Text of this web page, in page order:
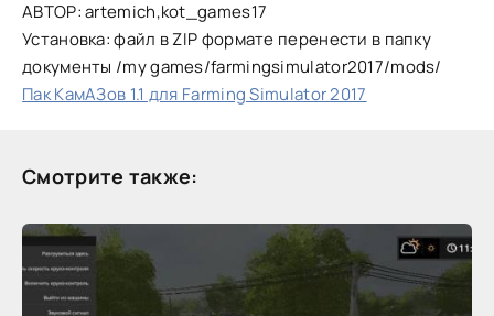
АВТОР: artemich,kot_games17
Установка: файл в ZIP формате перенести в папку
документы /my games/farmingsimulator2017/mods/
Пак КамАЗов 1.1 для Farming Simulator 2017
Смотрите также: